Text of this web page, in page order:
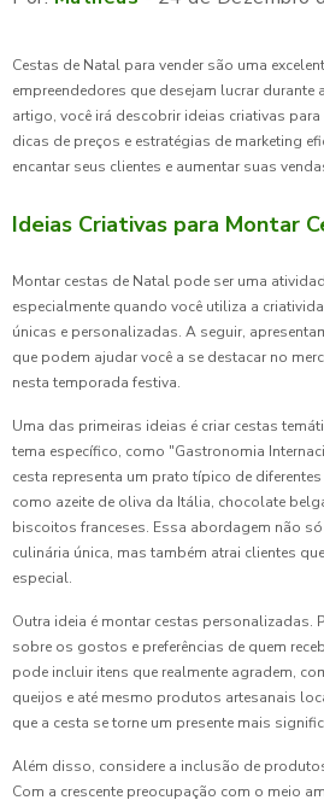
Cestas de Natal para vender são uma
empreendedores que desejam lucrar durante
artigo, você irá descobrir ideias criativas
dicas de preços e estratégias de marketing
encantar seus clientes e aumentar suas
Ideias Criativas para Montar
Montar cestas de Natal pode ser uma
especialmente quando você utiliza a
únicas e personalizadas. A seguir,
que podem ajudar você a se destacar no
nesta temporada festiva.
Uma das primeiras ideias é criar cestas
tema específico, como "Gastronomia
cesta representa um prato típico de
como azeite de oliva da Itália, chocolate
biscoitos franceses. Essa abordagem não
culinária única, mas também atrai clientes
especial.
Outra ideia é montar cestas personalizadas.
sobre os gostos e preferências de quem
pode incluir itens que realmente agradem,
queijos e até mesmo produtos artesanais
que a cesta se torne um presente mais
Além disso, considere a inclusão de
Com a crescente preocupação com o meio